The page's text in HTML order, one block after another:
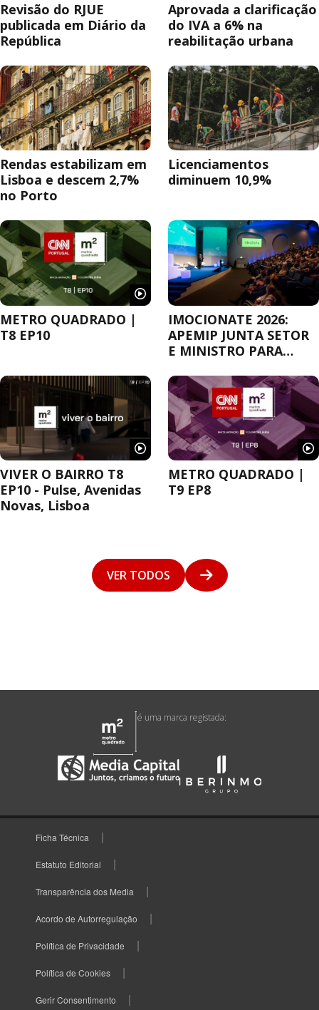
Revisão do RJUE
publicada em Diário da
República
Aprovada a clarificação
do IVA a 6% na
reabilitação urbana
Rendas estabilizam em
Lisboa e descem 2,7%
no Porto
Licenciamentos
diminuem 10,9%
METRO QUADRADO |
T8 EP10
IMOCIONATE 2026:
APEMIP JUNTA SETOR
E MINISTRO PARA
HABITAÇÃO
VIVER O BAIRRO T8
EP10 - Pulse, Avenidas
Novas, Lisboa
METRO QUADRADO |
T9 EP8
VER TODOS
é uma marca registada:
Ficha Técnica
Estatuto Editorial
Transparência dos Media
Acordo de Autorregulação
Política de Privacidade
Política de Cookies
Gerir Consentimento